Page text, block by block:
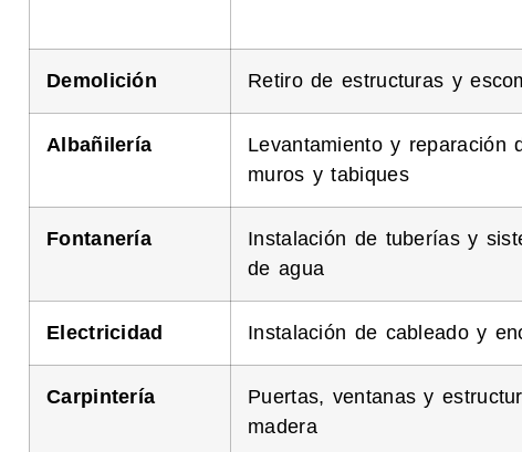
Demolición Retiro de estructuras y
Albañilería
Levantamiento y reparación
muros y tabiques
Fontanería
Instalación de tuberías y
de agua
Electricidad Instalación de cableado y
Carpintería
Puertas, ventanas y
madera